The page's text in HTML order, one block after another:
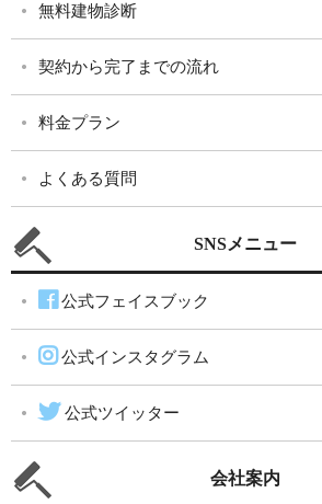
無料建物診断
契約から完了までの流れ
料金プラン
よくある質問
SNSメニュー
公式フェイスブック
公式インスタグラム
公式ツイッター
会社案内